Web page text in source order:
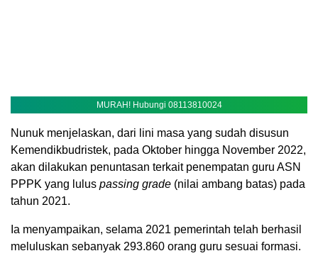
MURAH! Hubungi 08113810024
Nunuk menjelaskan, dari lini masa yang sudah disusun
Kemendikbudristek, pada Oktober hingga November 2022,
akan dilakukan penuntasan terkait penempatan guru ASN
PPPK yang lulus passing grade (nilai ambang batas) pada
tahun 2021.
Ia menyampaikan, selama 2021 pemerintah telah berhasil
meluluskan sebanyak 293.860 orang guru sesuai formasi.